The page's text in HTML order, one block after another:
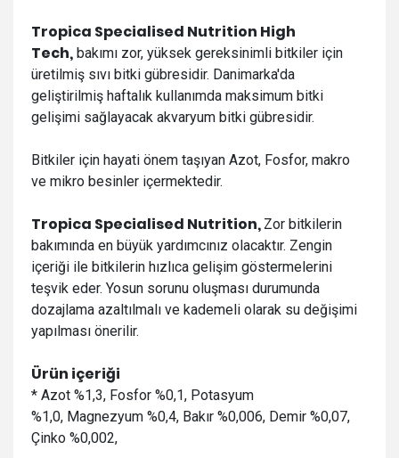
Tropica Specialised Nutrition High
Tech, bakımı zor, yüksek gereksinimli bitkiler için
üretilmiş sıvı bitki gübresidir. Danimarka'da
geliştirilmiş haftalık kullanımda maksimum bitki
gelişimi sağlayacak akvaryum bitki gübresidir.
Bitkiler için hayati önem taşıyan Azot, Fosfor, makro
ve mikro besinler içermektedir.
Tropica Specialised Nutrition, Zor bitkilerin
bakımında en büyük yardımcınız olacaktır. Zengin
içeriği ile bitkilerin hızlıca gelişim göstermelerini
teşvik eder. Yosun sorunu oluşması durumunda
dozajlama azaltılmalı ve kademeli olarak su değişimi
yapılması önerilir.
Ürün içeriği
* Azot %1,3, Fosfor %0,1, Potasyum
%1,0, Magnezyum %0,4, Bakır %0,006, Demir %0,07,
Çinko %0,002,